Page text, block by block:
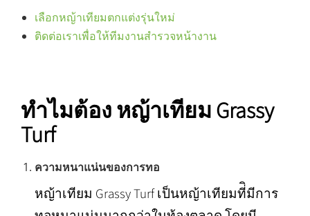
เลือกหญ้าเทียมตกแต่งรุ่นใหม่
ติดต่อเราเพื่อให้ทีมงานสำรวจหน้างาน
ทำไมต้อง หญ้าเทียม Grassy
Turf
ความหนาแน่นของการทอ
หญ้าเทียม Grassy Turf เป็นหญ้าเทียมที่ิมีการ